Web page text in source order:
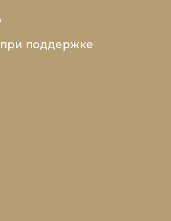
поддержке